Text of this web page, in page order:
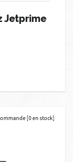
Jetprime
[0 en stock]